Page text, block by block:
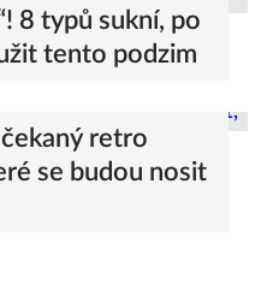
8 typů sukní, po
tento podzim
retro
se budou nosit